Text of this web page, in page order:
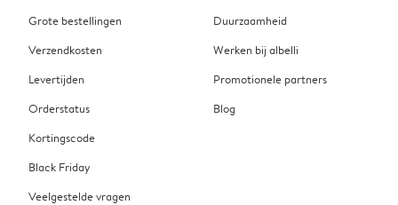
Grote bestellingen
Verzendkosten
Levertijden
Orderstatus
Kortingscode
Black Friday
Veelgestelde vragen
Duurzaamheid
Werken bij albelli
Promotionele partners
Blog